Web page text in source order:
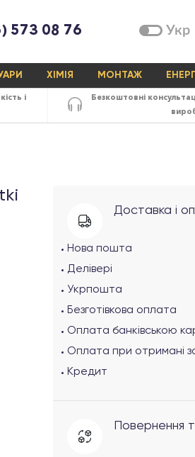
573 08 76 Укр
ХІМІЯ МОНТАЖ
і
Безкоштовні
Доставка і
Нова пошта
Делівері
Укрпошта
Безготівкова оплата
Оплата банківською
Оплата при отримані
Кредит
Повернення